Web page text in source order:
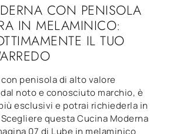
CON PENISOLA
IN MELAMINICO:
IL TUO
penisola di alto valore
noto e conosciuto marchio, è
esclusivi e potrai richiederla in
questa Cucina Moderna
07 di Lube in melaminico